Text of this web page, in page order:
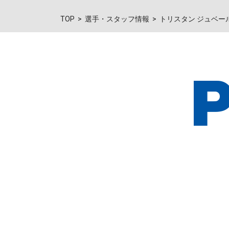
TOP 選手・スタッフ情報 トリスタン ジュベー